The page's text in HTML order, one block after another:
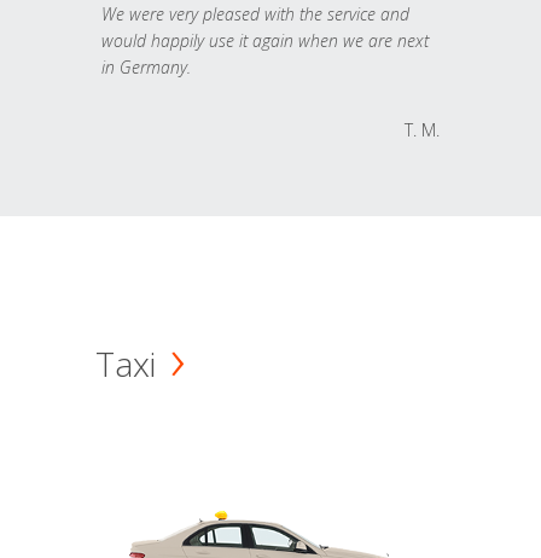
We were very pleased with the service and
would happily use it again when we are next
in Germany.
T. M.
Taxi